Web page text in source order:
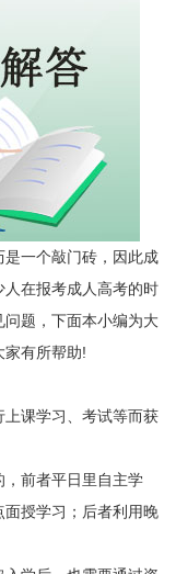
一个敲门砖，因此成
人在报考成人高考的时
题，下面本小编为大
家有所帮助!
课学习、考试等而获
前者平日里自主学
授学习；后者利用晚